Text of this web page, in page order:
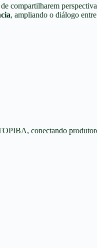
compartilharem
, ampliando o diálogo
conectando